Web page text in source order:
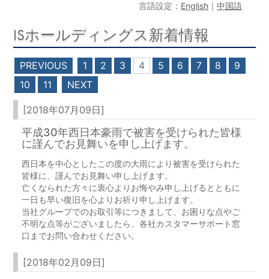
言語設定： English ｜中国語
ISホールディングス新着情報
PREVIOUS 1 2 3 4 5 6 7 8
9
10
11 NEXT
[2018年07月09日]
平成30年西日本豪雨で被害を受けられた皆様
に謹んでお見舞いを申し上げます。
西日本を中心としたこの度の大雨により被害を受けられた
皆様に、謹んでお見舞い申し上げます。
亡くなられた方々に衷心よりお悔やみ申し上げるとともに
一日も早い復旧を心よりお祈り申し上げます。
当社グループでのお取引等につきまして、お困りな点やご
不明な点等がございましたら、各社カスタマーサポート窓
口までお問い合わせください。
[2018年02月09日]